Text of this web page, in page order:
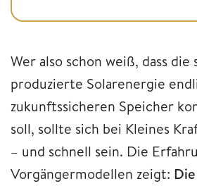
Wer also schon weiß, dass die
produzierte Solarenergie
zukunftssicheren Speicher
soll, sollte sich bei Kleines
– und schnell sein. Die
Vorgängermodellen zeigt: